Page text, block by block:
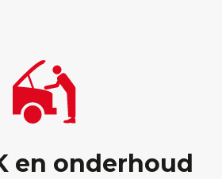
en onderhoud